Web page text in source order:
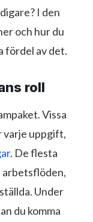
I den
och hur du
fördel av det.
roll
Vissa
varje uppgift,
. De flesta
Under
du komma